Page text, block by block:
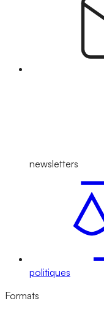
newsletters
politiques
Formats